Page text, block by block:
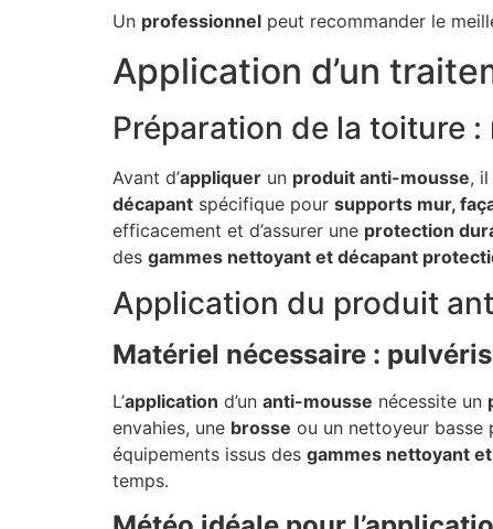
Un professionnel peut recommander le
Application d’un
Préparation de la toiture
Avant d’appliquer un produit anti-mousse,
décapant spécifique pour supports mur,
efficacement et d’assurer une protection
des gammes nettoyant et décapant
Application du produit
Matériel nécessaire :
L’application d’un anti-mousse nécessite un
envahies, une brosse ou un nettoyeur basse
équipements issus des gammes nettoyant
temps.